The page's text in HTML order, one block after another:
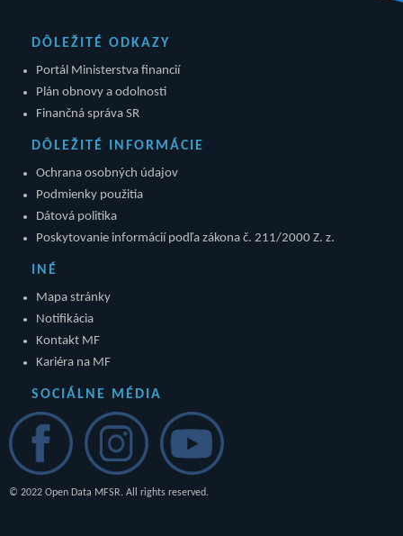
DÔLEŽITÉ ODKAZY
Portál Ministerstva financií
Plán obnovy a odolnosti
Finančná správa SR
DÔLEŽITÉ INFORMÁCIE
Ochrana osobných údajov
Podmienky použitia
Dátová politika
Poskytovanie informácií podľa zákona č. 211/2000 Z. z.
INÉ
Mapa stránky
Notifikácia
Kontakt MF
Kariéra na MF
SOCIÁLNE MÉDIA
© 2022 Open Data MFSR. All rights reserved.